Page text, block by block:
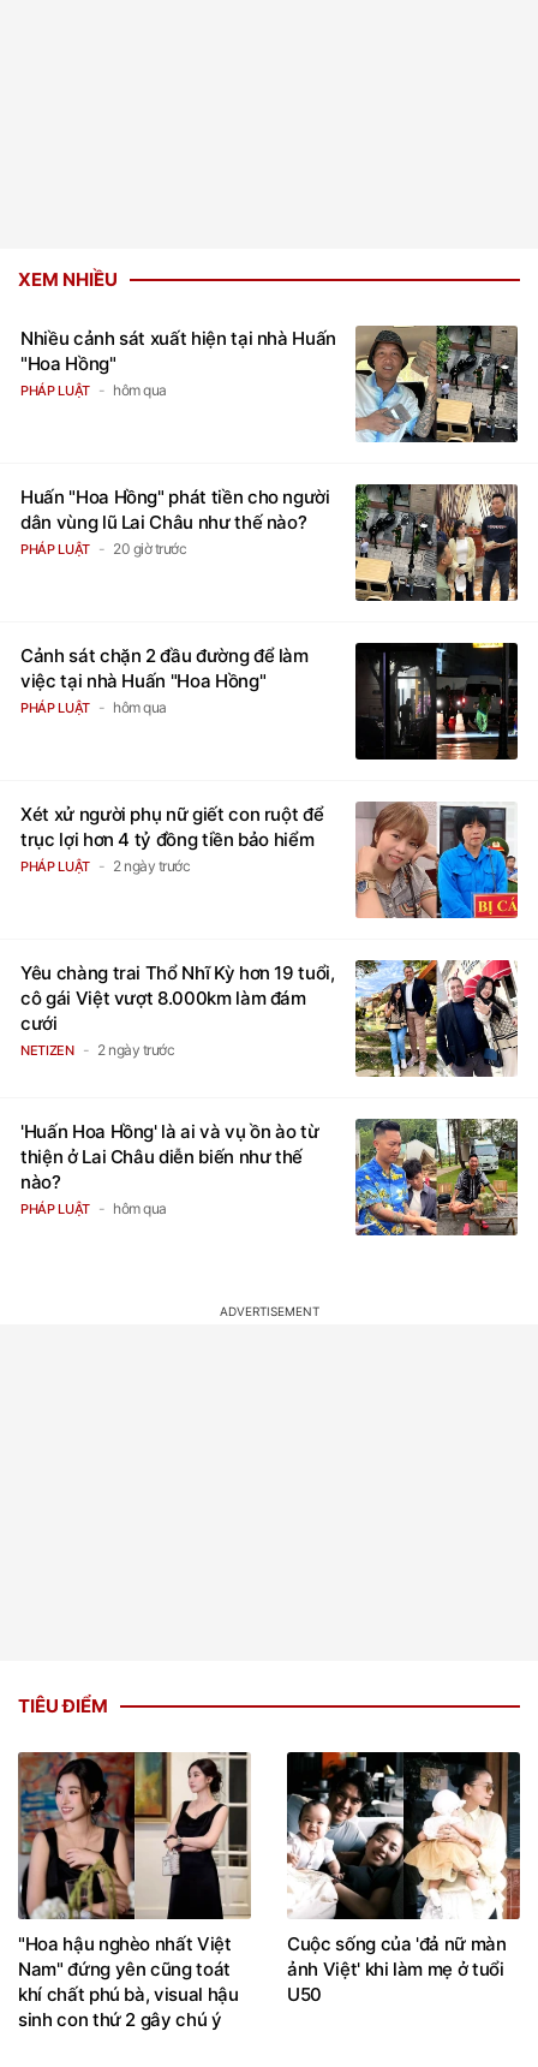
XEM NHIỀU
Nhiều cảnh sát xuất hiện tại nhà Huấn
"Hoa Hồng"
PHÁP LUẬT hôm qua
Huấn "Hoa Hồng" phát tiền cho người
dân vùng lũ Lai Châu như thế nào?
PHÁP LUẬT 20 giờ trước
Cảnh sát chặn 2 đầu đường để làm
việc tại nhà Huấn "Hoa Hồng"
PHÁP LUẬT hôm qua
Xét xử người phụ nữ giết con ruột để
trục lợi hơn 4 tỷ đồng tiền bảo hiểm
PHÁP LUẬT 2 ngày trước
Yêu chàng trai Thổ Nhĩ Kỳ hơn 19 tuổi,
cô gái Việt vượt 8.000km làm đám
cưới
NETIZEN 2 ngày trước
'Huấn Hoa Hồng' là ai và vụ ồn ào từ
thiện ở Lai Châu diễn biến như thế
nào?
PHÁP LUẬT hôm qua
TIÊU ĐIỂM
"Hoa hậu nghèo nhất Việt
Nam" đứng yên cũng toát
khí chất phú bà, visual hậu
sinh con thứ 2 gây chú ý
Cuộc sống của 'đả nữ màn
ảnh Việt' khi làm mẹ ở tuổi
U50